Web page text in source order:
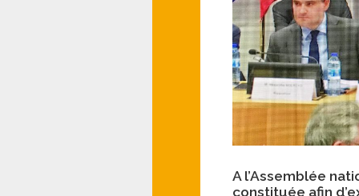
A l’Assemblée
constituée afin